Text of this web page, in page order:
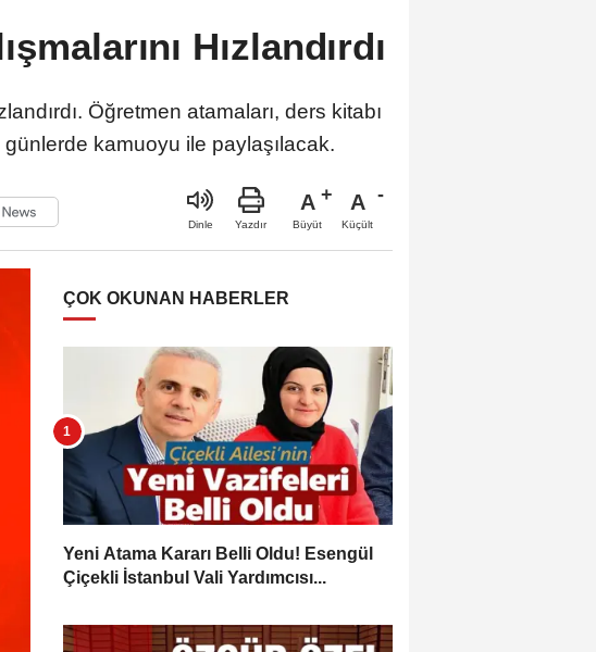
Hızlandırdı
Öğretmen atamaları, ders kitabı
günlerde kamuoyu ile paylaşılacak.
Dinle Yazdır
A
Büyüt
A
Küçült
ÇOK OKUNAN HABERLER
Yeni Atama Kararı Belli Oldu! Esengül
Çiçekli İstanbul Vali Yardımcısı...